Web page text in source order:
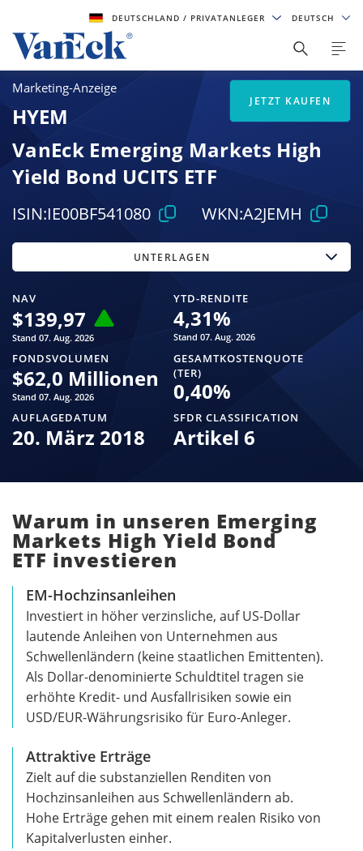
DEUTSCHLAND/ PRIVATANLEGER DEUTSCH
Marketing-Anzeige
HYEM
VanEck Emerging Markets High
Yield Bond UCITS ETF
ISIN:IE00BF541080 WKN:A2JEMH
NAV
$139,97
Stand 07. Aug. 2026
YTD-RENDITE
4,31%
Stand 07. Aug. 2026
FONDSVOLUMEN
$62,0 Millionen
Stand 07. Aug. 2026
GESAMTKOSTENQUOTE
(TER)
0,40%
AUFLAGEDATUM
20. März 2018
SFDR CLASSIFICATION
Artikel 6
UNTERLAGEN
JETZT KAUFEN
Warum in unseren Emerging
Markets High Yield Bond
ETF investieren
EM-Hochzinsanleihen
Investiert in höher verzinsliche, auf US-Dollar
lautende Anleihen von Unternehmen aus
Schwellenländern (keine staatlichen Emittenten).
Als Dollar-denominierte Schuldtitel tragen sie
erhöhte Kredit- und Ausfallrisiken sowie ein
USD/EUR-Währungsrisiko für Euro-Anleger.
Attraktive Erträge
Zielt auf die substanziellen Renditen von
Hochzinsanleihen aus Schwellenländern ab.
Hohe Erträge gehen mit einem realen Risiko von
Kapitalverlusten einher.